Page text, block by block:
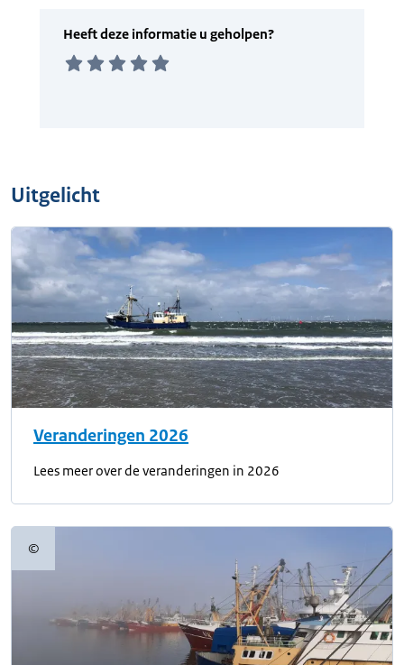
Uitgelicht
Veranderingen 2026
Lees meer over de veranderingen in 2026
©Copyrightinformatie